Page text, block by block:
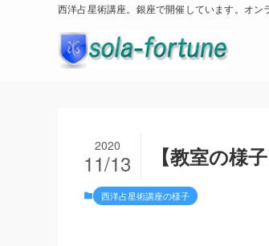
西洋占星術講座。銀座で開催しています。オン
【教室の様
2020
11/13
西洋占星術講座の様子